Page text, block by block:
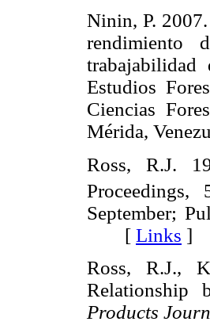
Ninin, P.
rendimiento
Estudios
Ciencias
Mérida,
Ross, R.J.
Proceedings,
September;
[ Links ]
Ross, R.J.,
Relationship
Products